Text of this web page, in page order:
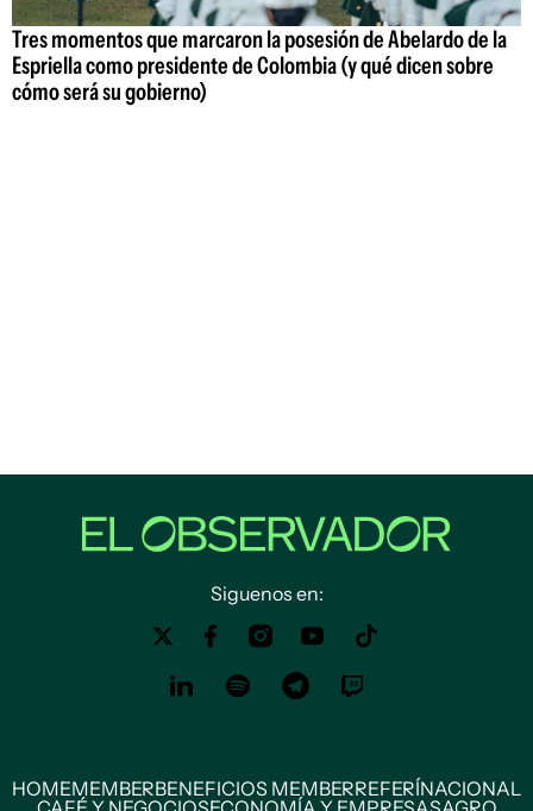
Tres momentos que marcaron la posesión de Abelardo de la
Espriella como presidente de Colombia (y qué dicen sobre
cómo será su gobierno)
Siguenos en:
HOMEMEMBERBENEFICIOS MEMBERREFERÍNACIONAL